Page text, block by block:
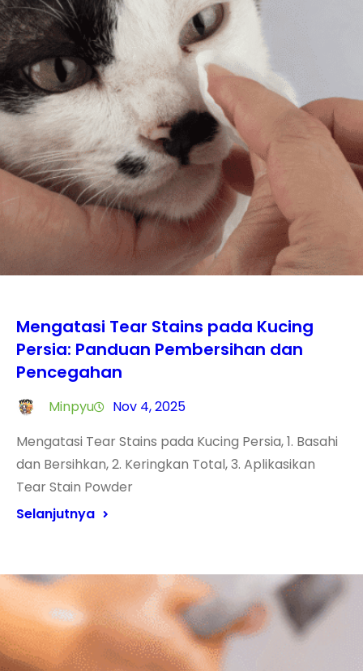
Mengatasi Tear Stains pada Kucing
Persia: Panduan Pembersihan dan
Pencegahan
Minpyu
Nov 4, 2025
Mengatasi Tear Stains pada Kucing Persia, 1. Basahi
dan Bersihkan, 2. Keringkan Total, 3. Aplikasikan
Tear Stain Powder
Selanjutnya